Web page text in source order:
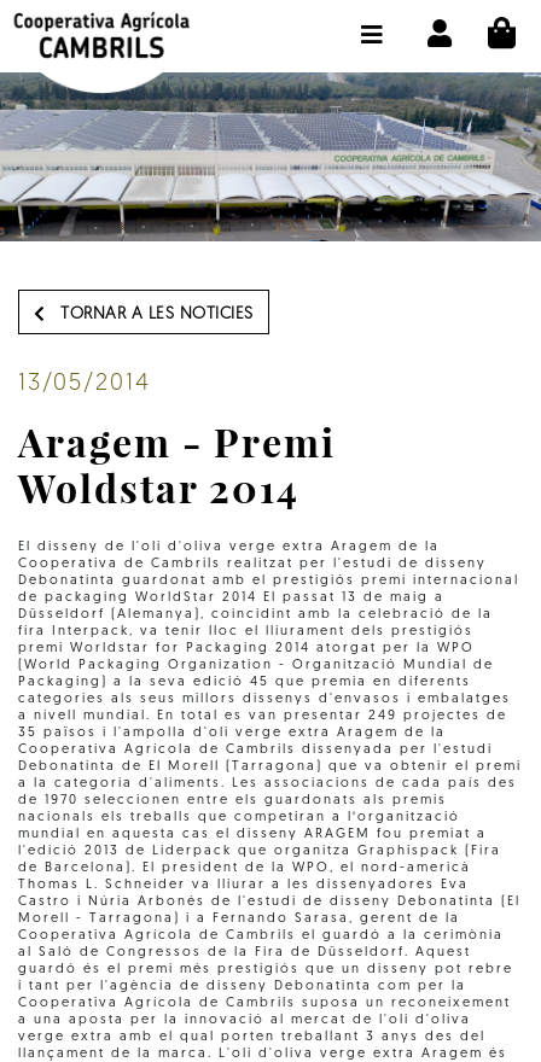
TORNAR A LES NOTICIES
13/05/2014
Aragem - Premi
Woldstar 2014
El disseny de l'oli d'oliva verge extra Aragem de la
Cooperativa de Cambrils realitzat per l'estudi de disseny
Debonatinta guardonat amb el prestigiós premi internacional
de packaging WorldStar 2014 El passat 13 de maig a
Düsseldorf (Alemanya), coincidint amb la celebració de la
fira Interpack, va tenir lloc el lliurament dels prestigiós
premi Worldstar for Packaging 2014 atorgat per la WPO
(World Packaging Organization - Organització Mundial de
Packaging) a la seva edició 45 que premia en diferents
categories als seus millors dissenys d'envasos i embalatges
a nivell mundial. En total es van presentar 249 projectes de
35 països i l'ampolla d'oli verge extra Aragem de la
Cooperativa Agrícola de Cambrils dissenyada per l'estudi
Debonatinta de El Morell (Tarragona) que va obtenir el premi
a la categoria d'aliments. Les associacions de cada país des
de 1970 seleccionen entre els guardonats als premis
nacionals els treballs que competiran a l‘organització
mundial en aquesta cas el disseny ARAGEM fou premiat a
l'edició 2013 de Liderpack que organitza Graphispack (Fira
de Barcelona). El president de la WPO, el nord-americà
Thomas L. Schneider va lliurar a les dissenyadores Eva
Castro i Núria Arbonés de l'estudi de disseny Debonatinta (El
Morell - Tarragona) i a Fernando Sarasa, gerent de la
Cooperativa Agrícola de Cambrils el guardó a la cerimònia
al Saló de Congressos de la Fira de Düsseldorf. Aquest
guardó és el premi més prestigiós que un disseny pot rebre
i tant per l'agència de disseny Debonatinta com per la
Cooperativa Agrícola de Cambrils suposa un reconeixement
a una aposta per la innovació al mercat de l'oli d'oliva
verge extra amb el qual porten treballant 3 anys des del
llançament de la marca. L'oli d'oliva verge extra Aragem és
BOTIGA COMPRA ONLINE
LA COOPERATIVA
OLEOTOUR
PRODUCTES
EL NOSTRE OLI
SELECCIONAR IDIOMA: